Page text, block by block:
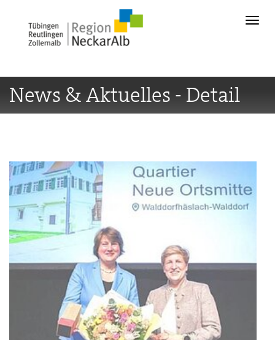
News & Aktuelles - Detail